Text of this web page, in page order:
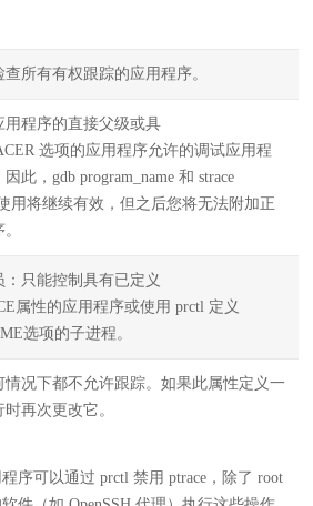
所有有权跟踪的应用程序。
用程序的直接父级或具
选项的应用程序允许的调试应用程
此，gdb program_name 和 strace
用将继续有效，但之后您将无法附加正
只能控制具有已定义
属性的应用程序或使用 prctl 定义
选项的子进程。
情况下都不允许跟踪。如果此属性定义一
再次更改它。
序可以通过 prctl 禁用 ptrace，除了 root